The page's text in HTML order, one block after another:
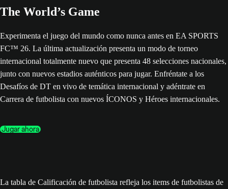
The World’s Game
Experimenta el juego del mundo como nunca antes en EA SPORTS
FC™ 26. La última actualización presenta un modo de torneo
internacional totalmente nuevo que presenta 48 selecciones nacionales,
junto con nuevos estadios auténticos para jugar. Enfréntate a los
Desafíos de DT en vivo de temática internacional y adéntrate en
Carrera de futbolista con nuevos ÍCONOS y Héroes internacionales.
Jugar ahora
La tabla de Calificación de futbolista refleja los items de futbolistas de